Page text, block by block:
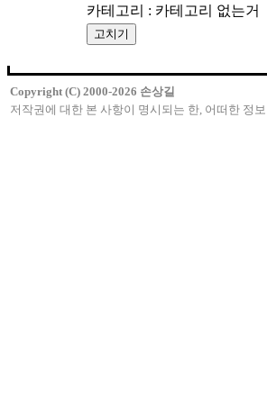
카테고리 : 카테고리 없는거
Copyright (C) 2000-2026 손상길
저작권에 대한 본 사항이 명시되는 한, 어떠한 정